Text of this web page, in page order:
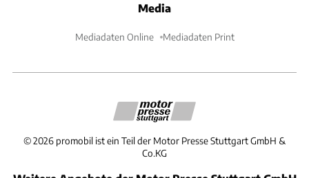
Media
Mediadaten Online Mediadaten Print
©2026 promobil ist ein Teil der Motor Presse Stuttgart GmbH &
Co.KG